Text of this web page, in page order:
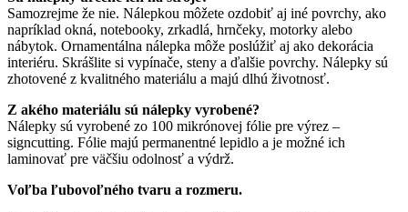
Samozrejme že nie. Nálepkou môžete ozdobiť aj iné povrchy, ako
napríklad okná, notebooky, zrkadlá, hrnčeky, motorky alebo
nábytok. Ornamentálna nálepka môže poslúžiť aj ako dekorácia
interiéru. Skrášlite si vypínače, steny a ďalšie povrchy. Nálepky sú
zhotovené z kvalitného materiálu a majú dlhú životnosť.
Z akého materiálu sú nálepky vyrobené?
Nálepky sú vyrobené zo 100 mikrónovej fólie pre výrez –
signcutting. Fólie majú permanentné lepidlo a je možné ich
laminovať pre väčšiu odolnosť a výdrž.
Voľba ľubovoľného tvaru a rozmeru.